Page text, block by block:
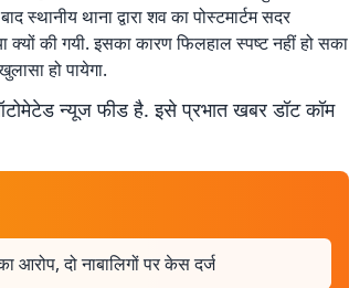
स्थानीय थाना द्वारा शव का पोस्टमार्टम सदर
क्यों की गयी. इसका कारण फिलहाल स्पष्ट नहीं हो सका
हो पायेगा.
न्यूज फीड है. इसे प्रभात खबर डॉट कॉम
आरोप, दो नाबालिगों पर केस दर्ज